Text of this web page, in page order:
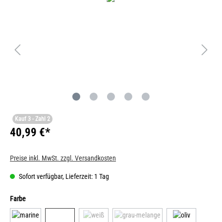
Kauf 3 - Zahl 2
40,99 €*
Preise inkl. MwSt. zzgl. Versandkosten
Sofort verfügbar, Lieferzeit: 1 Tag
Farbe